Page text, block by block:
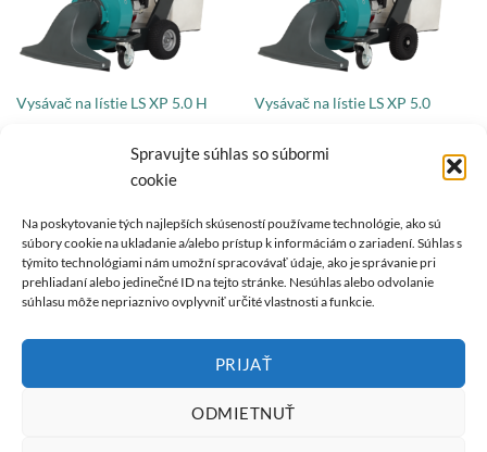
Spravujte súhlas so súbormi
cookie
Na poskytovanie tých najlepších skúseností používame technológie, ako sú
súbory cookie na ukladanie a/alebo prístup k informáciám o zariadení. Súhlas s
týmito technológiami nám umožní spracovávať údaje, ako je správanie pri
prehliadaní alebo jedinečné ID na tejto stránke. Nesúhlas alebo odvolanie
súhlasu môže nepriaznivo ovplyvniť určité vlastnosti a funkcie.
PRIJAŤ
ODMIETNUŤ
Vysávač na lístie LS XP 5.0 H
Honda GX 160 | 3,6 kW | 4,8 PS
Vysávač na lístie LS XP 5.0
Honda GX 160 | 3,6 kW | 4,8 PS
O NÁS
REMARC je synonymom kvalitných produktových inovácií so